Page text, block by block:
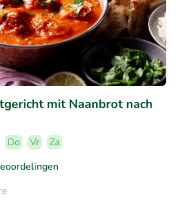
mit Naanbrot nach
Do Vr
Za